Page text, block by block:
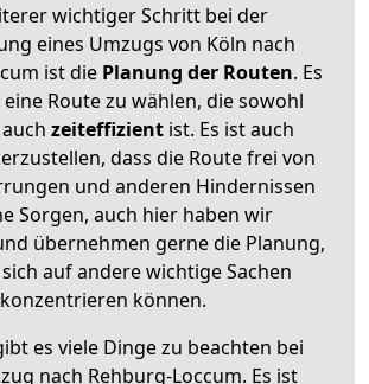
wichtiger Schritt bei der
eines Umzugs von Köln nach
ist diePlanung der Routen. Es
Route zu wählen, die sowohl
zeiteffizientist. Es ist auch
dass die Route frei von
und anderen Hindernissen
Sorgen, auch hier haben wir
übernehmen gerne die Planung,
auf andere wichtige Sachen
konzentrieren können.
es viele Dinge zu beachten bei
nach Rehburg-Loccum. Es ist